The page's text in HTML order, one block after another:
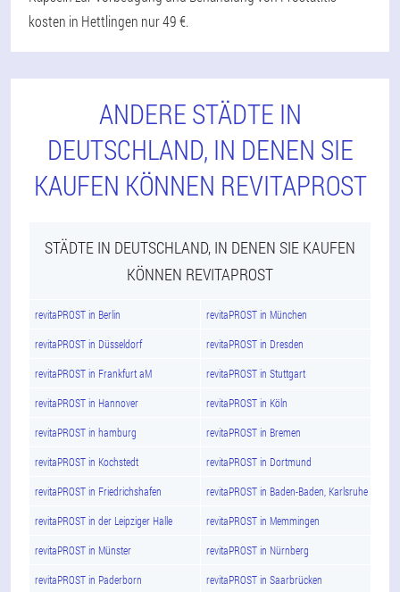
kosten in Hettlingen nur 49 €.
ANDERE STÄDTE IN
DEUTSCHLAND, IN DENEN SIE
KAUFEN KÖNNEN REVITAPROST
STÄDTE IN DEUTSCHLAND, IN DENEN SIE KAUFEN
KÖNNEN REVITAPROST
revitaPROST in Berlin revitaPROST in München
revitaPROST in Düsseldorf revitaPROST in Dresden
revitaPROST in Frankfurt aM revitaPROST in Stuttgart
revitaPROST in Hannover revitaPROST in Köln
revitaPROST in hamburg revitaPROST in Bremen
revitaPROST in Kochstedt revitaPROST in Dortmund
revitaPROST in Friedrichshafen revitaPROST in Baden-Baden, Karlsruhe
revitaPROST in der Leipziger Halle revitaPROST in Memmingen
revitaPROST in Münster revitaPROST in Nürnberg
revitaPROST in Paderborn revitaPROST in Saarbrücken